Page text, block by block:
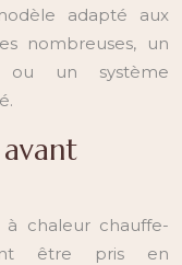
adapté aux
nombreuses, un
ou un système
à chaleur chauffe-
être pris en